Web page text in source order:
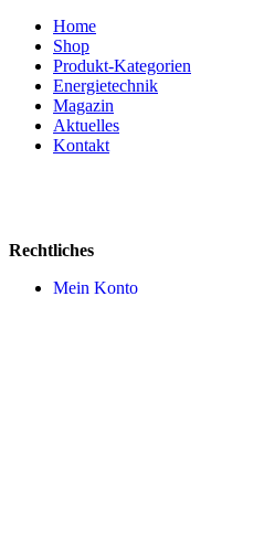
Home
Shop
Produkt-Kategorien
Energietechnik
Magazin
Aktuelles
Kontakt
Rechtliches
Mein Konto